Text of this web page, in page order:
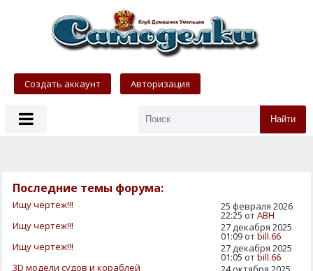
Создать аккаунт Авторизация
Найти
Последние темы форума:
Ищу чертеж!!! 25 февраля 2026
22:25 отАВН
Ищу чертеж!!!
27 декабря 2025
01:09 отbill.66
Ищу чертеж!!!
27 декабря 2025
01:05 отbill.66
3D модели судов и кораблей